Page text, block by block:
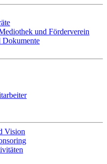
und Förderverein
Dokumente
Vision